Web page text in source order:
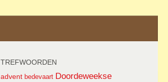
TREFWOORDEN
advent bedevaart Doordeweekse